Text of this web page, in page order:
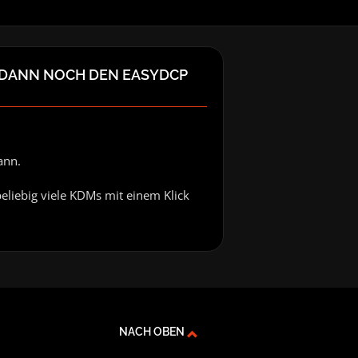
NOCH DEN EASYDCP
viele KDMs mit einem Klick
NACH OBEN